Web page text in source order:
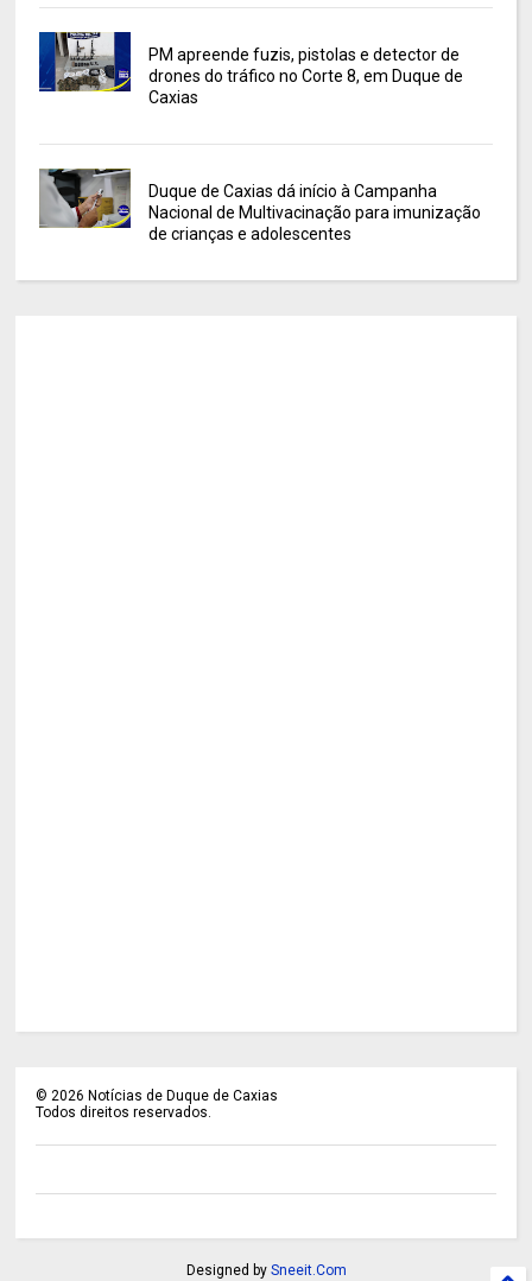
PM apreende fuzis, pistolas e detector de
drones do tráfico no Corte 8, em Duque de
Caxias
Duque de Caxias dá início à Campanha
Nacional de Multivacinação para imunização
de crianças e adolescentes
© 2026 Notícias de Duque de Caxias
Todos direitos reservados.
Designed by Sneeit.Com